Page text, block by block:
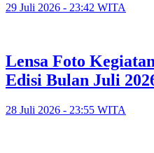
29 Juli 2026 - 23:42 WITA
Lensa Foto
Edisi Bulan Juli
28 Juli 2026 - 23:55 WITA